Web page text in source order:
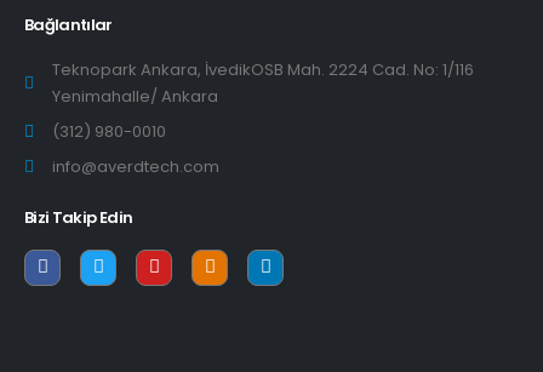
Bağlantılar
Teknopark Ankara, İvedikOSB Mah. 2224 Cad. No: 1/116
Yenimahalle/ Ankara
(312) 980-0010
info@averdtech.com
Bizi Takip Edin